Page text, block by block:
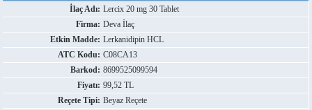
İlaç Adı: Lercix 20 mg 30 Tablet
Firma: Deva İlaç
Etkin Madde: Lerkanidipin HCL
ATC Kodu: C08CA13
Barkod: 8699525099594
Fiyatı: 99,52 TL
Reçete Tipi: Beyaz Reçete